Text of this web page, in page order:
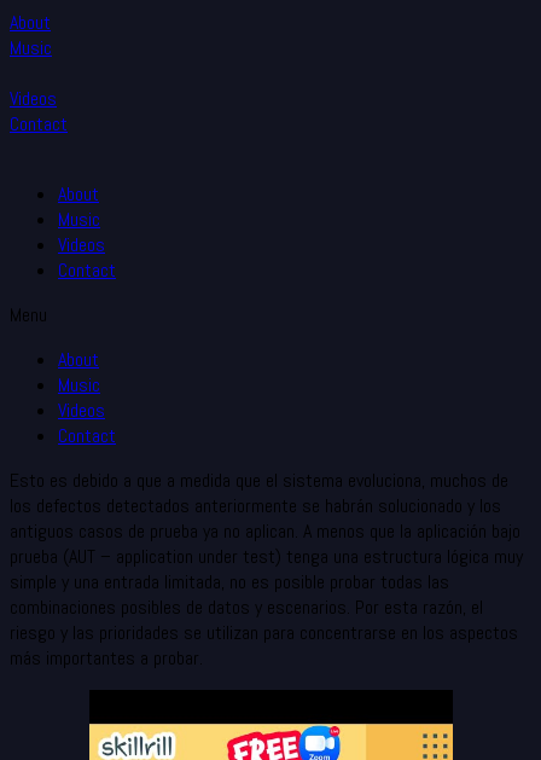
About
Music
Videos
Contact
About
Music
Videos
Contact
Menu
About
Music
Videos
Contact
Esto es debido a que a medida que el sistema evoluciona, muchos de
los defectos detectados anteriormente se habrán solucionado y los
antiguos casos de prueba ya no aplican. A menos que la aplicación bajo
prueba (AUT – application under test) tenga una estructura lógica muy
simple y una entrada limitada, no es posible probar todas las
combinaciones posibles de datos y escenarios. Por esta razón, el
riesgo y las prioridades se utilizan para concentrarse en los aspectos
más importantes a probar.